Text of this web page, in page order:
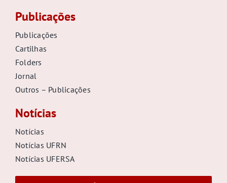
Publicações
Publicações
Cartilhas
Folders
Jornal
Outros – Publicações
Notícias
Notícias
Notícias UFRN
Notícias UFERSA